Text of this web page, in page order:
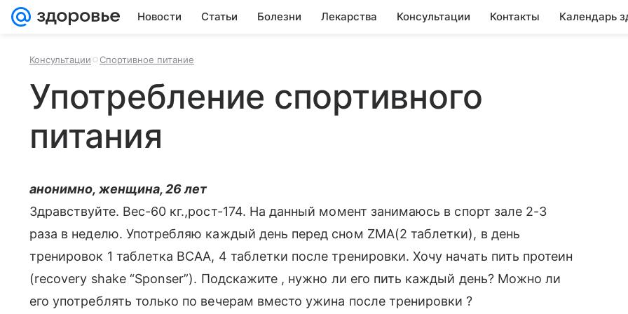
Новости Статьи Болезни Лекарства Консультации Контакты Календарь
Консультации Спортивное питание
Употребление спортивного
питания
анонимно, женщина, 26 лет
Здравствуйте. Вес-60 кг.,рост-174. На данный момент занимаюсь в спорт зале 2-3
раза в неделю. Употребляю каждый день перед сном ZMA(2 таблетки), в день
тренировок 1 таблетка BCAA, 4 таблетки после тренировки. Хочу начать пить протеин
(recovery shake “Sponser”). Подскажите , нужно ли его пить каждый день? Можно ли
его употреблять только по вечерам вместо ужина после тренировки ?